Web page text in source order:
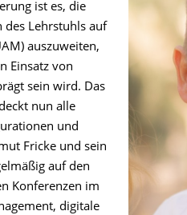
ist es, die
des Lehrstuhls auf
auszuweiten,
Einsatz von
sein wird. Das
nun alle
und
Fricke und sein
auf den
Konferenzen im
digitale